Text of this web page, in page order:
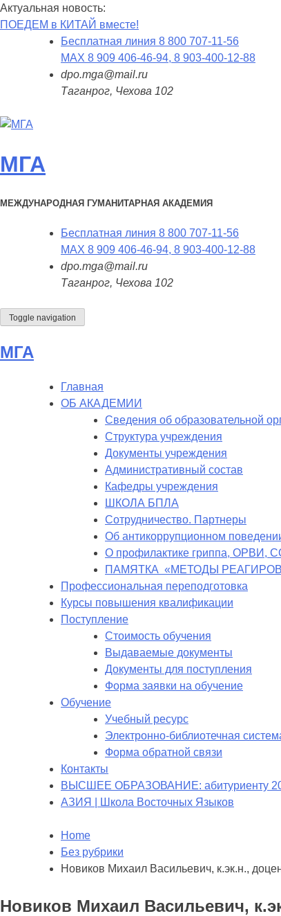
Актуальная новость:
ПОЕДЕМ в КИТАЙ вместе!
Бесплатная линия 8 800 707-11-56
MAX 8 909 406-46-94, 8 903-400-12-88
dpo.mga@mail.ru
Таганрог, Чехова 102
МГА
МЕЖДУНАРОДНАЯ ГУМАНИТАРНАЯ АКАДЕМИЯ
Бесплатная линия 8 800 707-11-56
MAX 8 909 406-46-94, 8 903-400-12-88
dpo.mga@mail.ru
Таганрог, Чехова 102
Toggle navigation
МГА
Главная
ОБ АКАДЕМИИ
Сведения об образовательной
Структура учреждения
Документы учреждения
Административный состав
Кафедры учреждения
ШКОЛА БПЛА
Сотрудничество. Партнеры
Об антикоррупционном
О профилактике гриппа, ОРВИ,
ПАМЯТКА «МЕТОДЫ
Профессиональная переподготовка
Курсы повышения квалификации
Поступление
Стоимость обучения
Выдаваемые документы
Документы для поступления
Форма заявки на обучение
Обучение
Учебный ресурс
Электронно-библиотечная
Форма обратной связи
Контакты
ВЫСШЕЕ ОБРАЗОВАНИЕ: абитуриенту
АЗИЯ | Школа Восточных Языков
Home
Без рубрики
Новиков Михаил Васильевич, к.эк.н.,
Новиков Михаил Васильевич,